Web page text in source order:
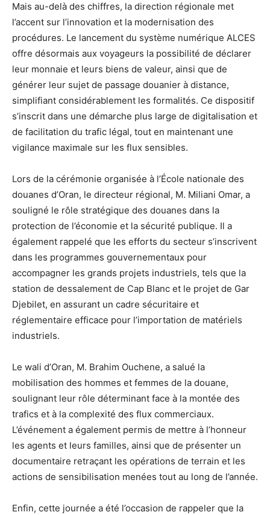
Mais au-delà des chiffres, la direction régionale met
l’accent sur l’innovation et la modernisation des
procédures. Le lancement du système numérique ALCES
offre désormais aux voyageurs la possibilité de déclarer
leur monnaie et leurs biens de valeur, ainsi que de
générer leur sujet de passage douanier à distance,
simplifiant considérablement les formalités. Ce dispositif
s’inscrit dans une démarche plus large de digitalisation et
de facilitation du trafic légal, tout en maintenant une
vigilance maximale sur les flux sensibles.
Lors de la cérémonie organisée à l’École nationale des
douanes d’Oran, le directeur régional, M. Miliani Omar, a
souligné le rôle stratégique des douanes dans la
protection de l’économie et la sécurité publique. Il a
également rappelé que les efforts du secteur s’inscrivent
dans les programmes gouvernementaux pour
accompagner les grands projets industriels, tels que la
station de dessalement de Cap Blanc et le projet de Gar
Djebilet, en assurant un cadre sécuritaire et
réglementaire efficace pour l’importation de matériels
industriels.
Le wali d’Oran, M. Brahim Ouchene, a salué la
mobilisation des hommes et femmes de la douane,
soulignant leur rôle déterminant face à la montée des
trafics et à la complexité des flux commerciaux.
L’événement a également permis de mettre à l’honneur
les agents et leurs familles, ainsi que de présenter un
documentaire retraçant les opérations de terrain et les
actions de sensibilisation menées tout au long de l’année.
Enfin, cette journée a été l’occasion de rappeler que la